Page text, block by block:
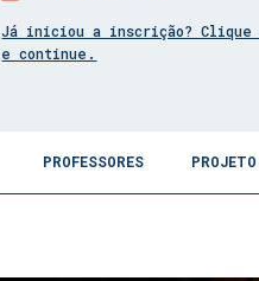
Já iniciou a inscrição? Clique
e continue.
PROFESSORES